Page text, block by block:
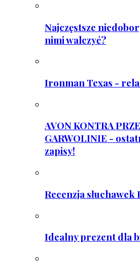
Najczęstsze
nimi walczyć?
Ironman Texas -
AVON KONTRA
GARWOLINIE -
zapisy!
Recenzja słuchawek
Idealny prezent dla